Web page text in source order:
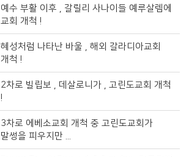
예수 부활 이후 , 갈릴리 사나이들 예루살렘에
교회 개척 !​
혜성처럼 나타난 바울 , 해외 갈라디아교회
개척 !​
2차로 빌립보 , 데살로니가 , 고린도교회 개척
!​
3차로 에베소교회 개척 중 고린도교회가
말썽을 피우지만 ...​